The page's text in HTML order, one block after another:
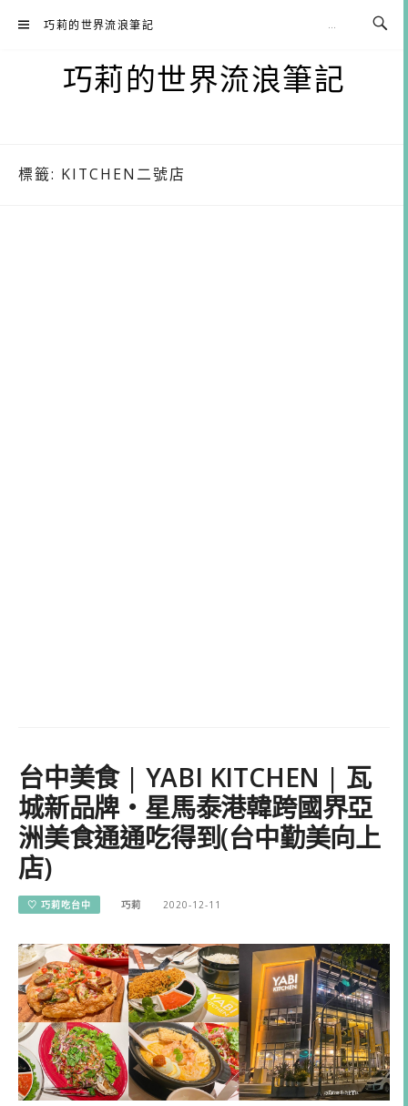
巧莉的世界流浪筆記
巧莉的世界流浪筆記
標籤: KITCHEN二號店
台中美食 | YABI KITCHEN | 瓦
城新品牌・星馬泰港韓跨國界亞
洲美食通通吃得到(台中勤美向上
店)
♡ 巧莉吃台中 巧莉 2020-12-11